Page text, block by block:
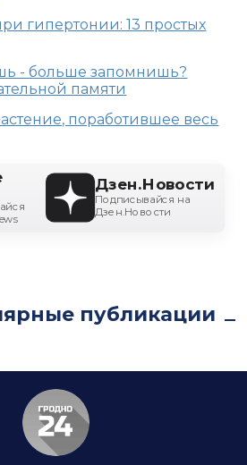
гипертонии: 13 простых
- больше запомнишь?
памяти
поработившее весь
Дзен.Новости
Подписывайся на
Дзен.Новости
публикации